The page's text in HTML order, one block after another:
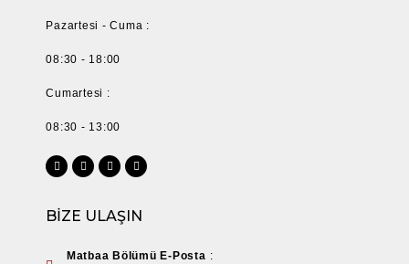
Pazartesi - Cuma :
08:30 - 18:00
Cumartesi :
08:30 - 13:00
BİZE ULAŞIN
Matbaa Bölümü E-Posta :